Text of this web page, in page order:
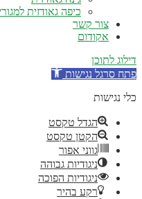
כיפה גאודזית למגורים
צור קשר
אקודום
לתוכן
סרגל נגישות
נגישות
הגדל טקסט
הקטן טקסט
גווני אפור
ניגודיות גבוהה
ניגודיות הפוכה
רקע בהיר